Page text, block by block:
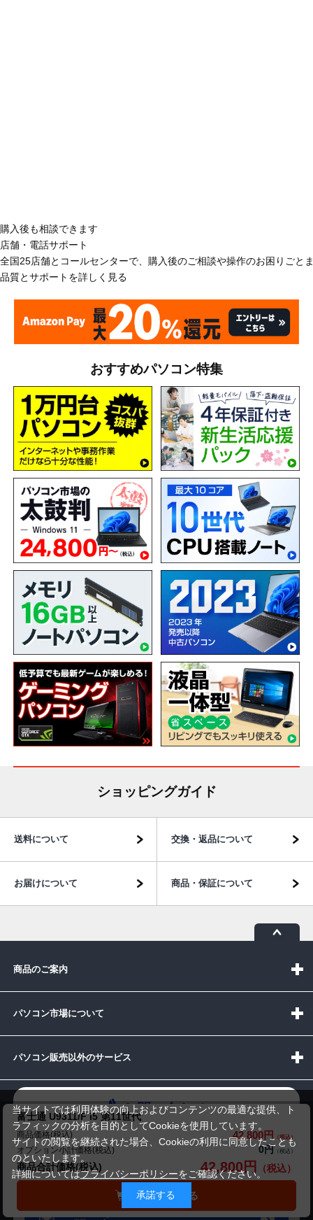
富士通 U9311/F i5 第11世代
商品価格(税込) 42,800円
オプション小計価格(税込)
0円
商品合計価格(税込)
42,800円
カートに入れる
購入後も相談できます
店舗・電話サポート
全国25店舗とコールセンターで、購入後のご相談や操作のお困りごと
品質とサポートを詳しく見る
おすすめパソコン特集
ショッピングガイド
送料について 交換・返品について
お届けについて 商品・保証について
商品のご案内
パソコン市場について
パソコン販売以外のサービス
お問い合わせ
受付時間：10:00~19:00(休業:日曜日)
メールでの
当サイトでは利用体験の向上およびコンテンツの最適な提供、ト
ラフィックの分析を目的としてCookieを使用しています。
サイトの閲覧を継続された場合、Cookieの利用に同意したことも
のといたします。
詳細についてはプライバシーポリシーをご確認ください。
承諾する